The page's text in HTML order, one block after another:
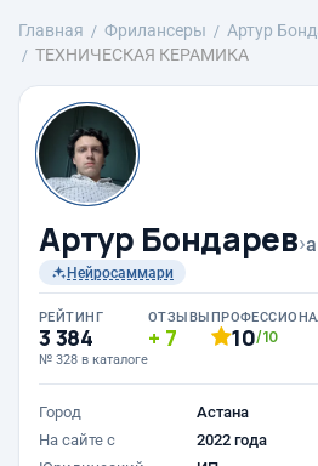
Главная Фрилансеры Артур
ТЕХНИЧЕСКАЯ КЕРАМИКА
Артур Бондарев›
Нейросаммари
РЕЙТИНГ
3 384
№ 328 в каталоге
ОТЗЫВЫ
7 10/10
Город
Астана
На сайте с
2022 года